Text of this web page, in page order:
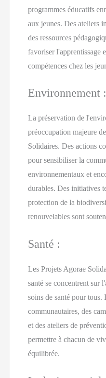
programmes éducatifs
aux jeunes. Des ateliers
des ressources
favoriser l'apprentissage
compétences chez les
Environnement :
La préservation de
préoccupation majeure
Solidaires. Des actions
pour sensibiliser la
environnementaux et
durables. Des initiatives
protection de la
renouvelables sont
Santé :
Les Projets Agorae
santé se concentrent sur
soins de santé pour tous.
communautaires, des
et des ateliers de
permettre à chacun de
équilibrée.